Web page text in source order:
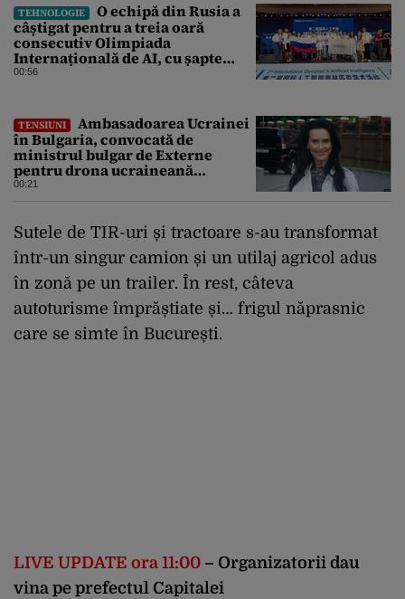
TEHNOLOGIE
O echipă din Rusia a
câștigat pentru a treia oară
consecutiv Olimpiada
Internațională de AI, cu șapte
medalii din aur și una de bronz
00:56
TENSIUNI
Ambasadoarea Ucrainei
în Bulgaria, convocată de
ministrul bulgar de Externe
pentru drona ucraineană
prăbușită în apropierea
00:21
Sutele de TIR-uri și tractoare s-au transformat
într-un singur camion și un utilaj agricol adus
în zonă pe un trailer. În rest, câteva
autoturisme împrăștiate și… frigul năprasnic
care se simte în București.
LIVE UPDATE ora 11:00 – Organizatorii dau
vina pe prefectul Capitalei